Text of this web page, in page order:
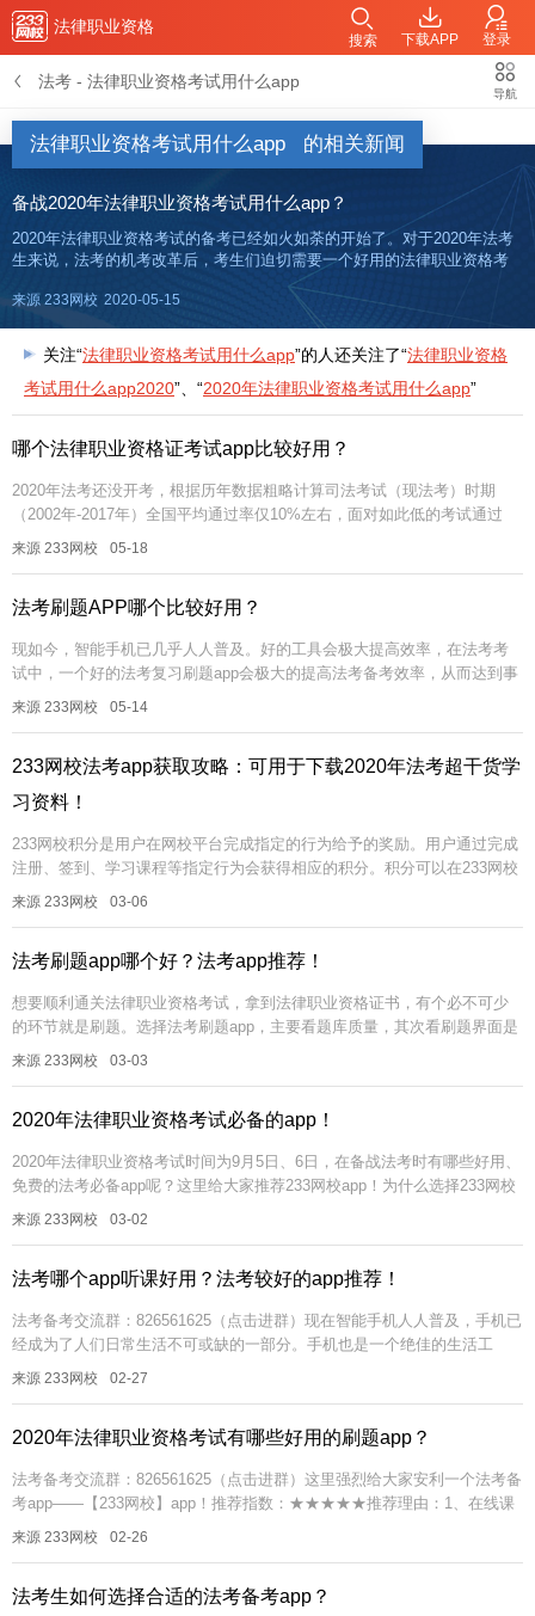
法律职业资格
下载APP 登录
搜索
法考 - 法律职业资格考试用什么app
导航
法律职业资格考试用什么app 的相关新闻
备战2020年法律职业资格考试用什么app？
2020年法律职业资格考试的备考已经如火如荼的开始了。对于2020年法考
生来说，法考的机考改革后，考生们迫切需要一个好用的法律职业资格考
试APP适应法考的机考。那么，备战2020年法律职业资格考试用什么app？
有什么好用的法律职业资格考试app可以助法考备考呢
来源 233网校 2020-05-15
关注“法律职业资格考试用什么app”的人还关注了“法律职业资格
考试用什么app2020”、“2020年法律职业资格考试用什么app”
哪个法律职业资格证考试app比较好用？
2020年法考还没开考，根据历年数据粗略计算司法考试（现法考）时期
（2002年-2017年）全国平均通过率仅10%左右，面对如此低的考试通过
率，怎么备考才能做到一次通关？你只需要一个好用的法律职业资格...
来源 233网校 05-18
法考刷题APP哪个比较好用？
现如今，智能手机已几乎人人普及。好的工具会极大提高效率，在法考考
试中，一个好的法考复习刷题app会极大的提高法考备考效率，从而达到事
倍功半的效果。那么，如何选择一款法考刷题app呢？小编为大家推荐一
来源 233网校 05-14
233网校法考app获取攻略：可用于下载2020年法考超干货学
习资料！
233网校积分是用户在网校平台完成指定的行为给予的奖励。用户通过完成
注册、签到、学习课程等指定行为会获得相应的积分。积分可以在233网校
网站以及APP使用，积分可直接用于网校购买课程时抵现，题库下载试...
来源 233网校 03-06
法考刷题app哪个好？法考app推荐！
想要顺利通关法律职业资格考试，拿到法律职业资格证书，有个必不可少
的环节就是刷题。选择法考刷题app，主要看题库质量，其次看刷题界面是
否符合习惯。可以多下载几个APP，体验后留下体验感较好的app。很多...
来源 233网校 03-03
2020年法律职业资格考试必备的app！
2020年法律职业资格考试时间为9月5日、6日，在备战法考时有哪些好用、
免费的法考必备app呢？这里给大家推荐233网校app！为什么选择233网校
app？理由一：2020年法考备考资料免费领！在23...
来源 233网校 03-02
法考哪个app听课好用？法考较好的app推荐！
法考备考交流群：826561625（点击进群）现在智能手机人人普及，手机已
经成为了人们日常生活不可或缺的一部分。手机也是一个绝佳的生活工
具，在get技能之前很多人都会思考有没有相关的app能够便捷、效...
来源 233网校 02-27
2020年法律职业资格考试有哪些好用的刷题app？
法考备考交流群：826561625（点击进群）这里强烈给大家安利一个法考备
考app——【233网校】app！推荐指数：★★★★★推荐理由：1、在线课
堂：专业教研团队，为不同考生定制不同教学方案。随时随...
来源 233网校 02-26
法考生如何选择合适的法考备考app？